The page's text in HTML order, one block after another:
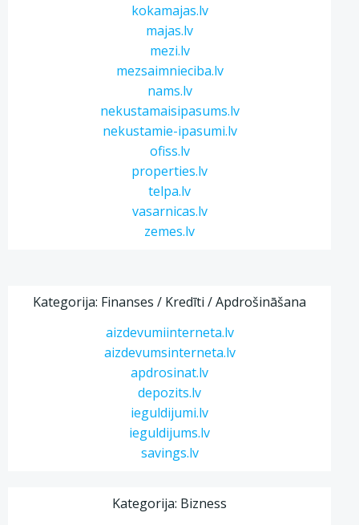
kokamajas.lv
majas.lv
mezi.lv
mezsaimnieciba.lv
nams.lv
nekustamaisipasums.lv
nekustamie-ipasumi.lv
ofiss.lv
properties.lv
telpa.lv
vasarnicas.lv
zemes.lv
Kategorija: Finanses / Kredīti / Apdrošināšana
aizdevumiinterneta.lv
aizdevumsinterneta.lv
apdrosinat.lv
depozits.lv
ieguldijumi.lv
ieguldijums.lv
savings.lv
Kategorija: Bizness